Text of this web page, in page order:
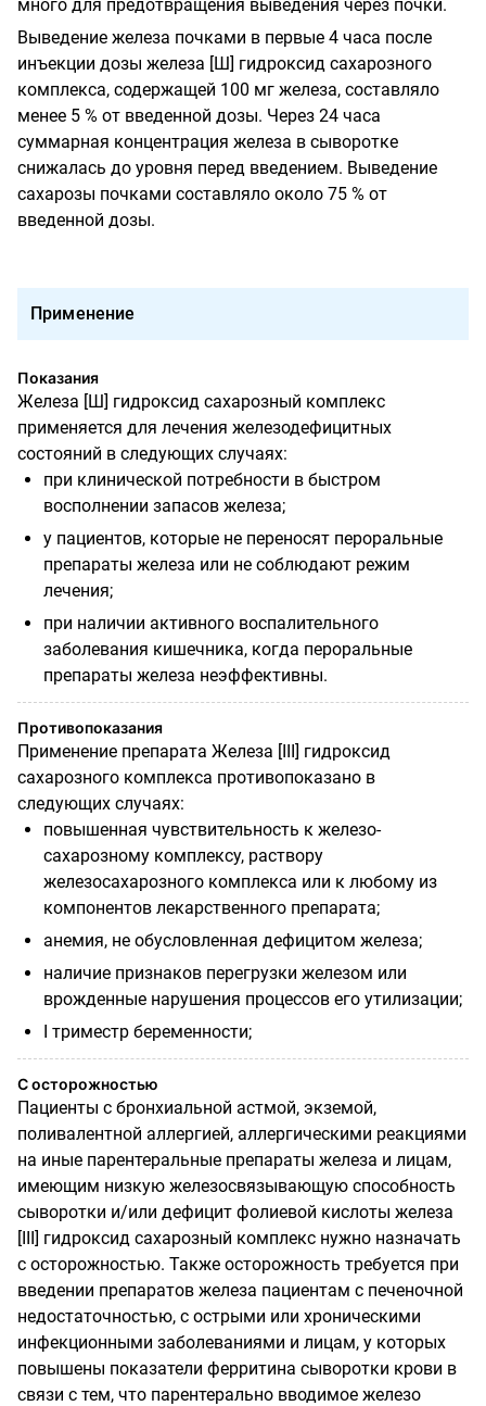
много для предотвращения выведения через почки.
Выведение железа почками в первые 4 часа после
инъекции дозы железа [Ш] гидроксид сахарозного
комплекса, содержащей 100 мг железа, составляло
менее 5 % от введенной дозы. Через 24 часа
суммарная концентрация железа в сыворотке
снижалась до уровня перед введением. Выведение
сахарозы почками составляло около 75 % от
введенной дозы.
Применение
Показания
Железа [Ш] гидроксид сахарозный комплекс
применяется для лечения железодефицитных
состояний в следующих случаях:
при клинической потребности в быстром
восполнении запасов железа;
у пациентов, которые не переносят пероральные
препараты железа или не соблюдают режим
лечения;
при наличии активного воспалительного
заболевания кишечника, когда пероральные
препараты железа неэффективны.
Противопоказания
Применение препарата Железа [III] гидроксид
сахарозного комплекса противопоказано в
следующих случаях:
повышенная чувствительность к железо-
сахарозному комплексу, раствору
железосахарозного комплекса или к любому из
компонентов лекарственного препарата;
анемия, не обусловленная дефицитом железа;
наличие признаков перегрузки железом или
врожденные нарушения процессов его утилизации;
I триместр беременности;
С осторожностью
Пациенты с бронхиальной астмой, экземой,
поливалентной аллергией, аллергическими реакциями
на иные парентеральные препараты железа и лицам,
имеющим низкую железосвязывающую способность
сыворотки и/или дефицит фолиевой кислоты железа
[III] гидроксид сахарозный комплекс нужно назначать
с осторожностью. Также осторожность требуется при
введении препаратов железа пациентам с печеночной
недостаточностью, с острыми или хроническими
инфекционными заболеваниями и лицам, у которых
повышены показатели ферритина сыворотки крови в
связи с тем, что парентерально вводимое железо